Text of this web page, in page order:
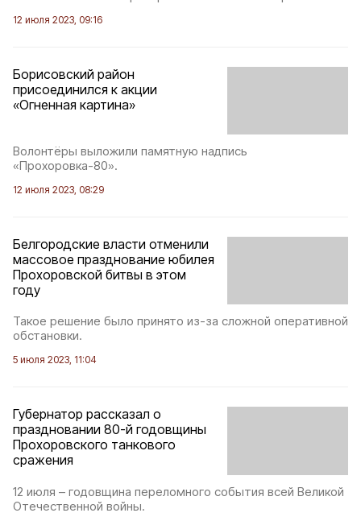
12 июля 2023, 09:16
Борисовский район
присоединился к акции
«Огненная картина»
Волонтёры выложили памятную надпись
«Прохоровка-80».
12 июля 2023, 08:29
Белгородские власти отменили
массовое празднование юбилея
Прохоровской битвы в этом
году
Такое решение было принято из-за сложной оперативной
обстановки.
5 июля 2023, 11:04
Губернатор рассказал о
праздновании 80-й годовщины
Прохоровского танкового
сражения
12 июля – годовщина переломного события всей Великой
Отечественной войны.